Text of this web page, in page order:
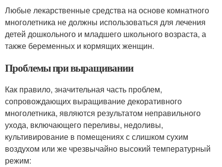
Любые лекарственные средства на основе комнатного
многолетника не должны использоваться для лечения
детей дошкольного и младшего школьного возраста, а
также беременных и кормящих женщин.
Проблемы при выращивании
Как правило, значительная часть проблем,
сопровождающих выращивание декоративного
многолетника, являются результатом неправильного
ухода, включающего переливы, недоливы,
культивирование в помещениях с слишком сухим
воздухом или же чрезвычайно высокий температурный
режим: